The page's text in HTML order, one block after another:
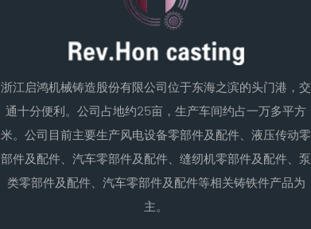
浙江启鸿机械铸造股份有限公司位于东海之滨的头门港，交
通十分便利。公司占地约25亩，生产车间约占一万多平方
米。公司目前主要生产风电设备零部件及配件、液压传动零
部件及配件、汽车零部件及配件、缝纫机零部件及配件、泵
类零部件及配件、汽车零部件及配件等相关铸铁件产品为
主。